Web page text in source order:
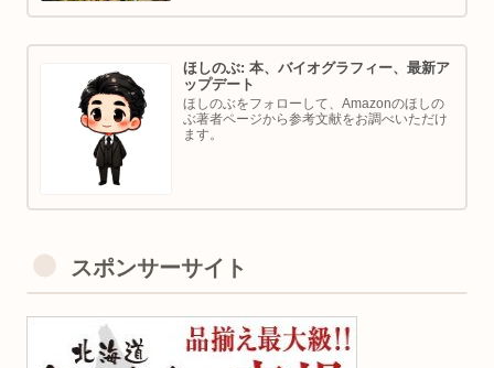
ほしのぶ: 本、バイオグラフィー、最新ア
ップデート
ほしのぶをフォローして、Amazonのほしの
ぶ著者ページから参考文献をお調べいただけ
ます。
スポンサーサイト